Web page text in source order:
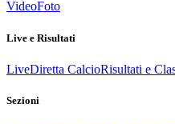
VideoFoto
Live e Risultati
LiveDiretta CalcioRisultati e
Sezioni